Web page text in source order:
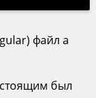
файл а
был